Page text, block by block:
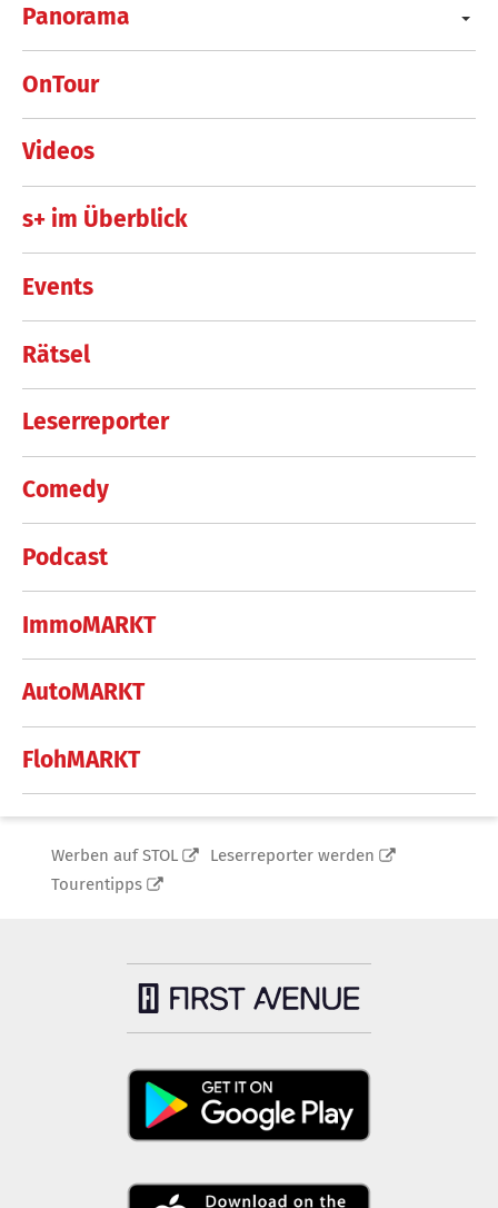
Panorama
OnTour
Videos
s+ im Überblick
Events
Rätsel
Leserreporter
Comedy
Podcast
ImmoMARKT
AutoMARKT
FlohMARKT
Werben auf STOL
Leserreporter werden
Tourentipps